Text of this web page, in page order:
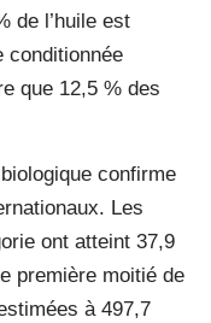
de l’huile est
conditionnée
que 12,5 % des
confirme
Les
ont atteint 37,9
première moitié de
à 497,7